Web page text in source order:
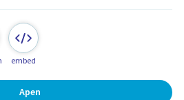
embed
Apen